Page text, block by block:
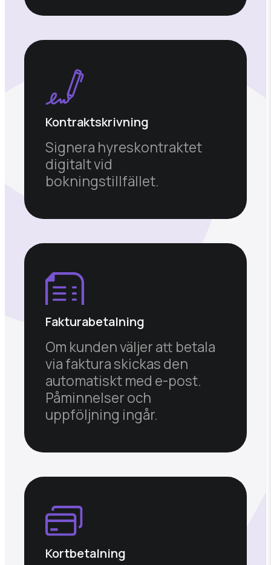
Kontraktskrivning
Signera hyreskontraktet
digitalt vid
bokningstillfället.
Fakturabetalning
Om kunden väljer att betala
via faktura skickas den
automatiskt med e-post.
Påminnelser och
uppföljning ingår.
Kortbetalning